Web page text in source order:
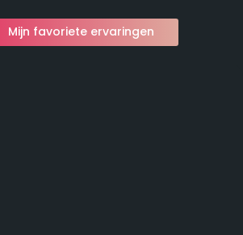
Mijn favoriete ervaringen